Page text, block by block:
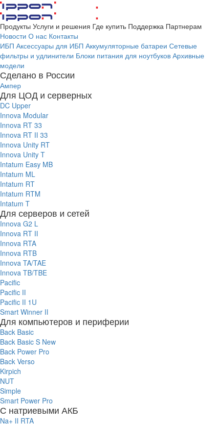
Продукты Услуги и решения Где купить Поддержка Партнерам
Новости О нас Контакты
ИБП Аксессуары для ИБП Аккумуляторные батареи Сетевые
фильтры и удлинители Блоки питания для ноутбуков Архивные
модели
Сделано в России
Ампер
Для ЦОД и серверных
DC Upper
Innova Modular
Innova RT 33
Innova RT II 33
Innova Unity RT
Innova Unity T
Intatum Easy MB
Intatum ML
Intatum RT
Intatum RTM
Intatum T
Для серверов и сетей
Innova G2 L
Innova RT II
Innova RTA
Innova RTB
Innova TA/TAE
Innova TB/TBE
Pacific
Pacific II
Pacific II 1U
Smart Winner II
Для компьютеров и периферии
Back Basic
Back Basic S New
Back Power Pro
Back Verso
Kirpich
NUT
Simple
Smart Power Pro
С натриевыми АКБ
Na+ II RTA